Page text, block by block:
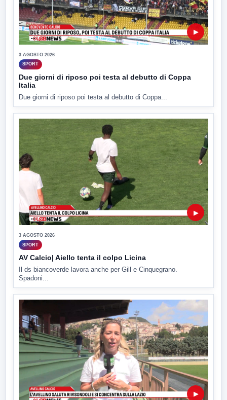
▶
3 AGOSTO 2026
SPORT
Due giorni di riposo poi testa al debutto di Coppa
Italia
Due giorni di riposo poi testa al debutto di Coppa...
▶
3 AGOSTO 2026
SPORT
AV Calcio| Aiello tenta il colpo Licina
Il ds biancoverde lavora anche per Gill e Cinquegrano.
Spadoni...
▶